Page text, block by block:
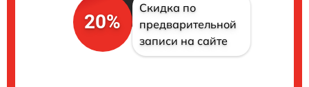
20%
Скидка по
предварительной
записи на сайте